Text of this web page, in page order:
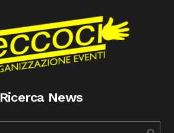
Ricerca News